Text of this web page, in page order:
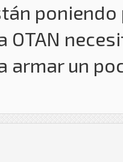
OTAN
armar un